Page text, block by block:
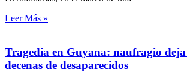
Leer Más »
Tragedia en Guyana: naufragio
decenas de desaparecidos